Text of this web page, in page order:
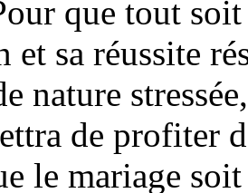
que tout
et sa réussite
nature
de profiter
le mariage